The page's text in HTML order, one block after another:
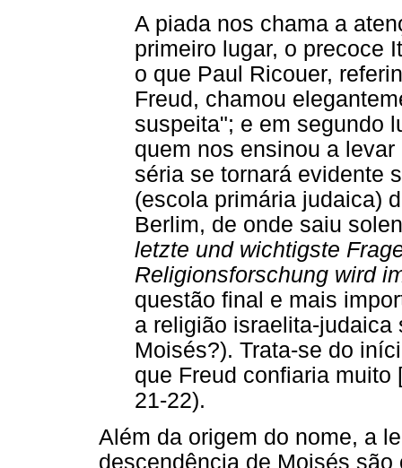
A piada nos chama a
primeiro lugar, o precoce
o que Paul Ricouer,
Freud, chamou
suspeita"; e em segundo
quem nos ensinou a
séria se tornará evidente
(escola primária judaica)
Berlim, de onde saiu
letzte und wichtigste
Religionsforschung wird
questão final e mais
a religião israelita-judaica
Moisés?). Trata-se do
que Freud confiaria muito
21-22).
Além da origem do nome, a
descendência de Moisés